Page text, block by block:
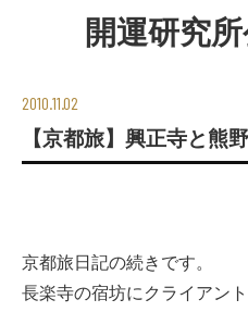
開運研究
2010.11.02
【京都旅】興正寺と熊
京都旅日記の続きです。
長楽寺の宿坊にクライアン